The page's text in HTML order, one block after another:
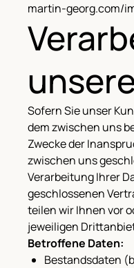
martin-georg.com/
Sofern Sie unser
dem zwischen uns
Zwecke der
zwischen uns
Verarbeitung Ihrer
geschlossenen
teilen wir Ihnen vor
jeweiligen
Betroffene Daten:
Bestandsdaten